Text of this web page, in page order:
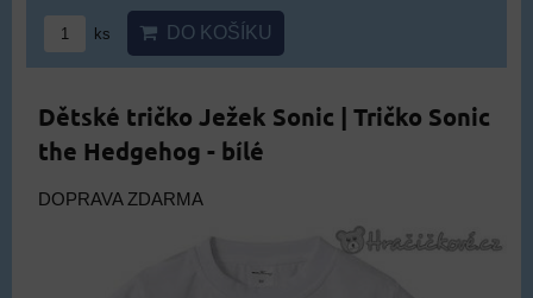
ks DO KOŠÍKU
Dětské tričko Ježek Sonic | Tričko Sonic
the Hedgehog - bílé
DOPRAVA ZDARMA